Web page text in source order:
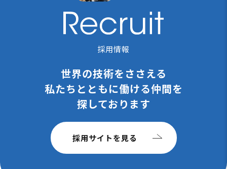
採用情報
世界の技術をささえる
私たちと ともに働ける仲間を
探しております
採用サイトを見る